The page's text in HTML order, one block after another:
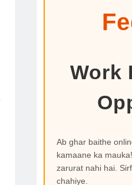
Work
Ab ghar baithe
kamaane ka
zarurat nahi hai.
chahiye.